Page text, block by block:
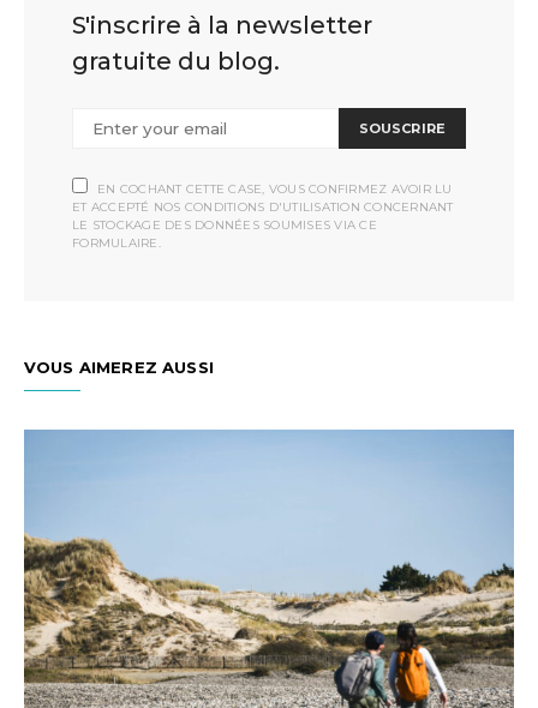
S'inscrire à la newsletter
gratuite du blog.
SOUSCRIRE
EN COCHANT CETTE CASE, VOUS CONFIRMEZ AVOIR LU
ET ACCEPTÉ NOS CONDITIONS D'UTILISATION CONCERNANT
LE STOCKAGE DES DONNÉES SOUMISES VIA CE
FORMULAIRE.
VOUS AIMEREZ AUSSI